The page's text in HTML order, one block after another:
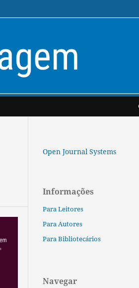
Open Journal Systems
Informações
Para Leitores
Para Autores
Para Bibliotecários
Navegar